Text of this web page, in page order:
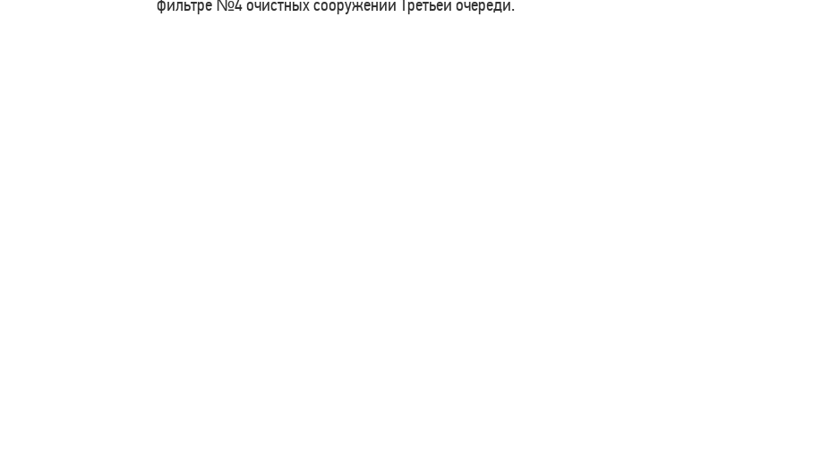
фильтре №4 очистных сооружений Третьей очереди.